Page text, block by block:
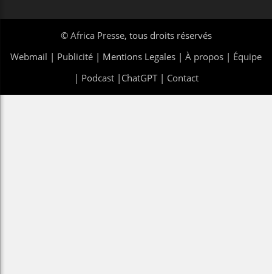
© Africa Presse, tous droits réservés
Webmail | Publicité | Mentions Legales | À propos | Équipe
| Podcast| ChatGPT| Contact